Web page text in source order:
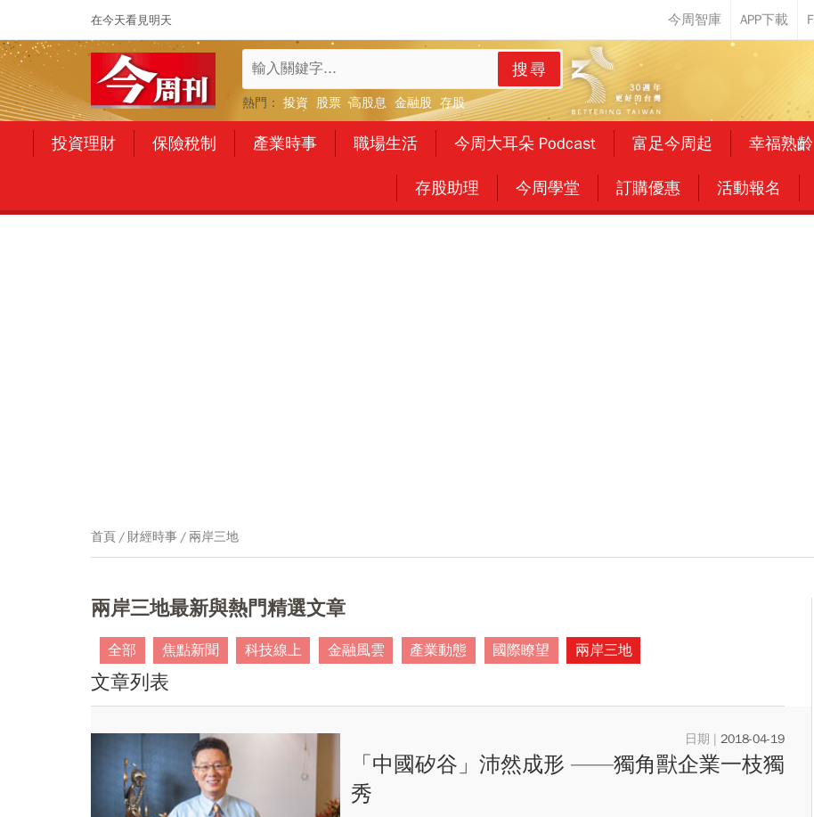
在今天看見明天
搜尋
熱門： 投資 股票 高股息 金融股 存股
投資理財 保險稅制 產業時事 職場生活 今周大耳朵 Podcast 富足今周起 幸福熟齡
存股助理 今周學堂 訂購優惠 活動報名
首頁 財經時事 兩岸三地
兩岸三地最新與熱門精選文章
全部 焦點新聞 科技線上 金融風雲 產業動態 國際瞭望 兩岸三地
文章列表
2018-04-19
「中國矽谷」沛然成形 ——獨角獸企業一枝獨
秀